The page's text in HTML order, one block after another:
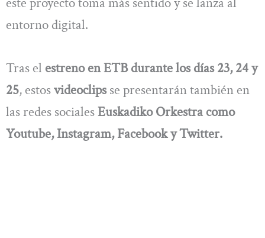
entorno digital.
Tras el estreno en ETB durante los días 23, 24 y
25, estosvideoclipsse presentarán también en
las redes socialesEuskadiko Orkestra como
Youtube, Instagram, Facebook y Twitter.